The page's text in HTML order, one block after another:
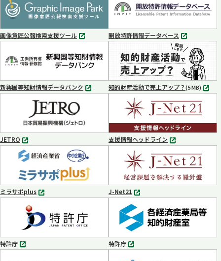
で
開
く
ブ
で
く
画像意匠公報検索支援ツール
別
ブ
で
く
開放特許情報データベース
別
タ
ブ
で
開
く
新興国等知財情報データバンク
別
開
く
知的財産活動で売上アップ？(5 MB) MP4
JETRO
別
タ
ブ
で
開
く
支援情報ヘッドライン
別
タ
ブ
で
開
く
ミラサポplus
別
ブ
で
開
く
J-Net21
別
タ
ブ
で
開
く
特許庁
別
特許庁
別